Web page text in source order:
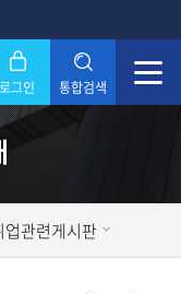
로그인 통합검색
업관련게시판